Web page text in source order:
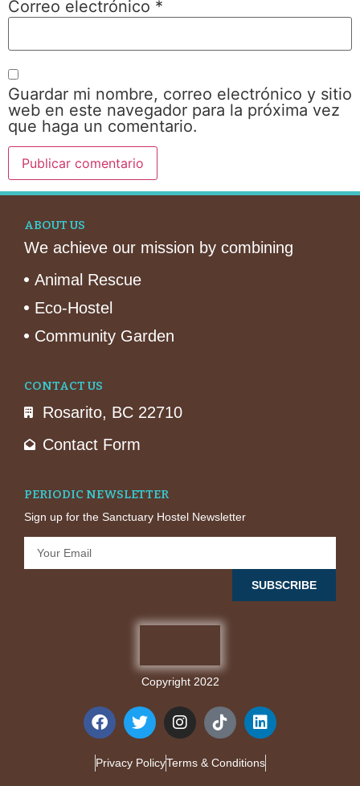
Correo electrónico *
Guardar mi nombre, correo electrónico y sitio
web en este navegador para la próxima vez
que haga un comentario.
ABOUT US
We achieve our mission by combining
Animal Rescue
Eco-Hostel
Community Garden
CONTACT US
Rosarito, BC 22710
Contact Form
PERIODIC NEWSLETTER
Sign up for the Sanctuary Hostel Newsletter
SUBSCRIBE
Copyright 2022
Privacy PolicyTerms & Conditions